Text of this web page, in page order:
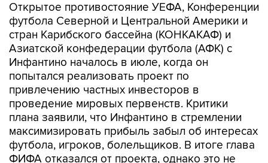
Открытое противостояние УЕФА, Конференции
футбола Северной и Центральной Америки и
стран Карибского бассейна (КОНКАКАФ) и
Азиатской конфедерации футбола (АФК) с
Инфантино началось в июле, когда он
попытался реализовать проект по
привлечению частных инвесторов в
проведение мировых первенств. Критики
плана заявили, что Инфантино в стремлении
максимизировать прибыль забыл об интересах
футбола, игроков, болельщиков. В итоге глава
ФИФА отказался от проекта, однако это не